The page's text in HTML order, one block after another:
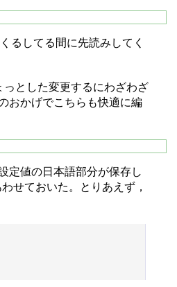
るしてる間に先読みしてく
とした変更するにわざわざ
おかげでこちらも快適に編
定値の日本語部分が保存し
せておいた。とりあえず，